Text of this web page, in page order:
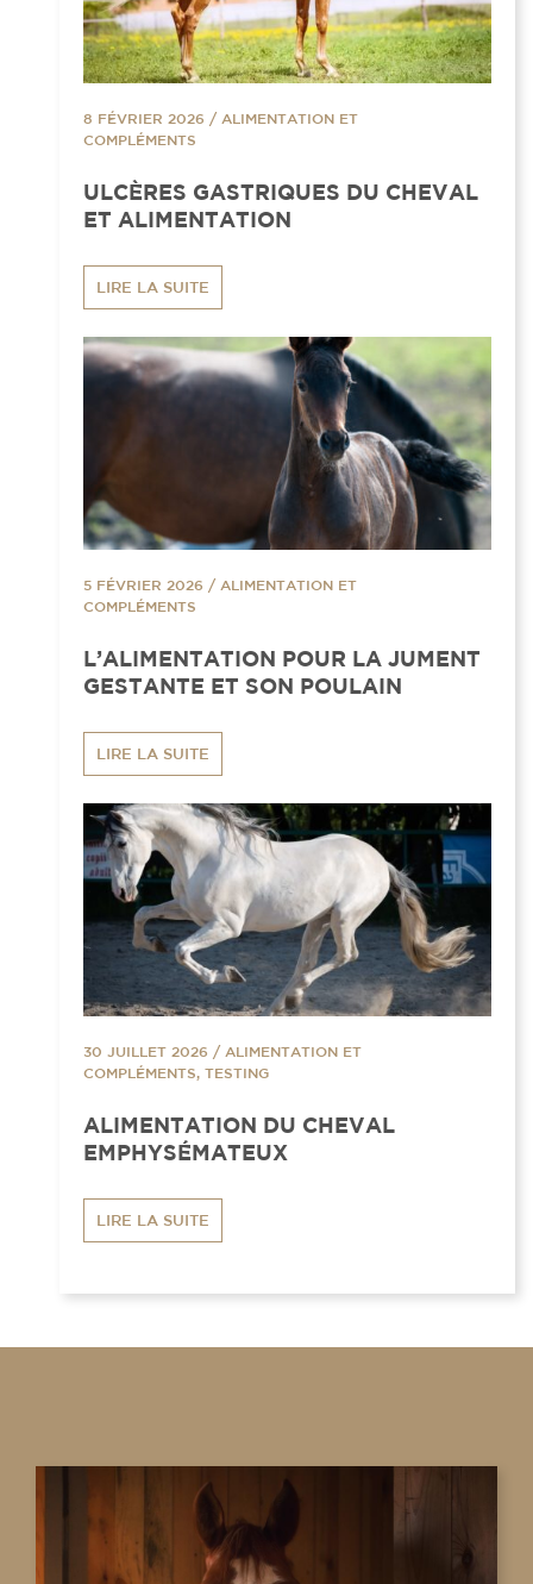
8 FÉVRIER 2026 / ALIMENTATION ET
COMPLÉMENTS
ULCÈRES GASTRIQUES DU CHEVAL
ET ALIMENTATION
LIRE LA SUITE
5 FÉVRIER 2026 / ALIMENTATION ET
COMPLÉMENTS
L’ALIMENTATION POUR LA JUMENT
GESTANTE ET SON POULAIN
LIRE LA SUITE
30 JUILLET 2026 / ALIMENTATION ET
COMPLÉMENTS, TESTING
ALIMENTATION DU CHEVAL
EMPHYSÉMATEUX
LIRE LA SUITE